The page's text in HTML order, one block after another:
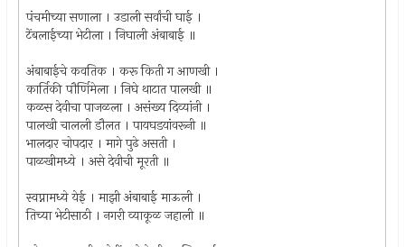
पंचमीच्या सणाला । उडाली सर्वांची घाई ।
टेंबलाईच्या भेटीला । निघाली अंबाबाई ॥
अंबाबाईचे कवतिक । करू किती ग आणखी ।
कार्तिकी पौर्णिमेला । निघे थाटात पालखी ॥
कळस देवीचा पाजळला । असंख्य दिव्यांनी ।
पालखी चालली डौलत । पायघडयांवरूनी ॥
भालदार चोपदार । मागे पुढे असती ।
पाळखीमध्ये । असे देवीची मूरती ॥
स्वप्नामध्ये येई । माझी अंबाबाई माऊली ।
तिच्या भेटीसाठी । नगरी व्याकूळ जहाली ॥